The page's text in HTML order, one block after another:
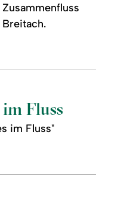
Fluss
im Fluss"